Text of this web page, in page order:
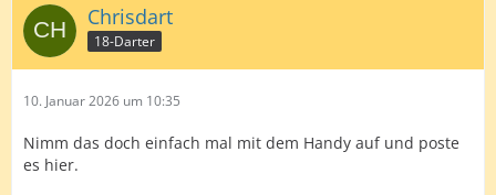
Chrisdart
18-Darter
10. Januar 2026 um 10:35
Nimm das doch einfach mal mit dem Handy auf und poste
es hier.